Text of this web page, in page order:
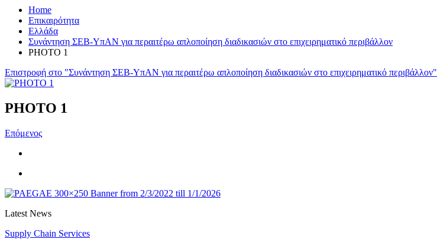
Home
Επικαιρότητα
Ελλάδα
Συνάντηση ΣΕΒ-ΥπΑΝ για περαιτέρω απλοποίηση διαδικασιών στο επιχειρηματικό περιβάλλον
PHOTO 1
Επιστροφή στο "Συνάντηση ΣΕΒ-ΥπΑΝ για περαιτέρω απλοποίηση διαδικασιών στο επιχειρηματικό περιβάλλον"
PHOTO 1
Επόμενος
Latest News
Supply Chain Services